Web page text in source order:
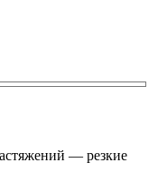
— резкие